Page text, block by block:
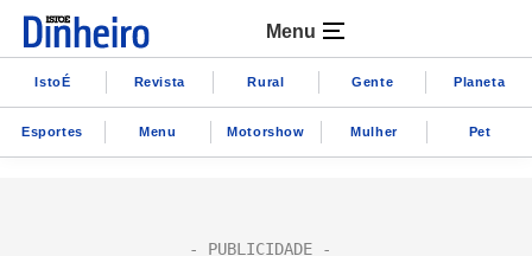
Menu
IstoÉ Revista Rural Gente Planeta
Esportes Menu Motorshow Mulher Pet